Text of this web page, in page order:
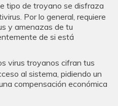
tipo de troyano se disfraza
Por lo general, requiere
y amenazas de tu
de si está
virus troyanos cifran tus
al sistema, pidiendo un
compensación económica